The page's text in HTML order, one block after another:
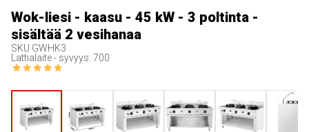
Wok-liesi - kaasu - 45 kW - 3 poltinta -
sisältää 2 vesihanaa
SKU GWHK3
Lattialaite - syvyys: 700